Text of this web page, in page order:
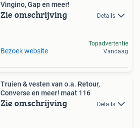
Vingino, Gap en meer!
Zie omschrijving Details
Bezoek website
Topadvertentie
Vandaag
Truien & vesten van o.a. Retour,
Converse en meer! maat 116
Zie omschrijving Details